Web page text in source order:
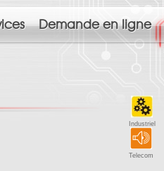
Demande en ligne
Industriel
Telecom